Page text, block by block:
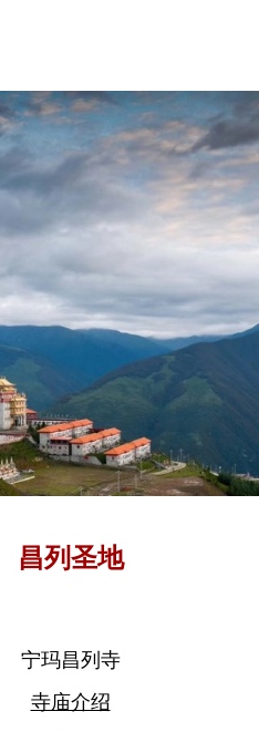
昌列圣地
宁玛昌列寺
寺庙介绍